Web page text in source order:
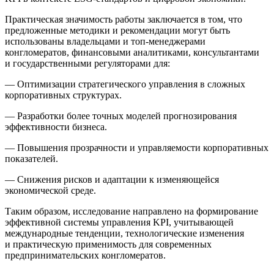
Практическая значимость работы заключается в том, что
предложенные методики и рекомендации могут быть
использованы владельцами и топ-менеджерами
конгломератов, финансовыми аналитиками, консультантами
и государственными регуляторами для:
— Оптимизации стратегического управления в сложных
корпоративных структурах.
— Разработки более точных моделей прогнозирования
эффективности бизнеса.
— Повышения прозрачности и управляемости корпоративных
показателей.
— Снижения рисков и адаптации к изменяющейся
экономической среде.
Таким образом, исследование направлено на формирование
эффективной системы управления KPI, учитывающей
международные тенденции, технологические изменения
и практическую применимость для современных
предпринимательских конгломератов.